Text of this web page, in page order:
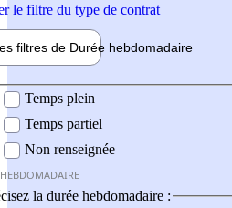
le filtre du type de contrat
filtres de Durée hebdomadaire
Temps plein
Temps partiel
Non renseignée
la durée hebdomadaire :